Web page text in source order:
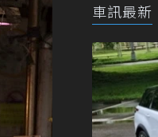
車訊最新